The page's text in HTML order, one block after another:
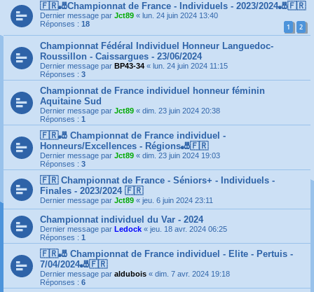
🇫🇷🎳Championnat de France - Individuels - 2023/2024🎳🇫🇷
Dernier message par Jct89 « lun. 24 juin 2024 13:40
Réponses : 18 1 2
Championnat Fédéral Individuel Honneur Languedoc-
Roussillon - Caissargues - 23/06/2024
Dernier message par BP43-34 « lun. 24 juin 2024 11:15
Réponses : 3
Championnat de France individuel honneur féminin
Aquitaine Sud
Dernier message par Jct89 « dim. 23 juin 2024 20:38
Réponses : 1
🇫🇷🎳 Championnat de France individuel -
Honneurs/Excellences - Régions🎳🇫🇷
Dernier message par Jct89 « dim. 23 juin 2024 19:03
Réponses : 3
🇫🇷 Championnat de France - Séniors+ - Individuels -
Finales - 2023/2024 🇫🇷
Dernier message par Jct89 « jeu. 6 juin 2024 23:11
Championnat individuel du Var - 2024
Dernier message par Ledock « jeu. 18 avr. 2024 06:25
Réponses : 1
🇫🇷🎳 Championnat de France individuel - Elite - Pertuis -
7/04/2024🎳🇫🇷
Dernier message par aldubois « dim. 7 avr. 2024 19:18
Réponses : 6